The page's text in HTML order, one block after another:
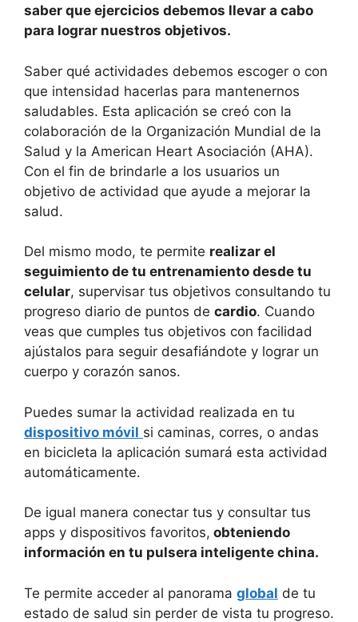
saber que ejercicios debemos llevar a cabo
para lograr nuestros objetivos.
Saber qué actividades debemos escoger o con
que intensidad hacerlas para mantenernos
saludables. Esta aplicación se creó con la
colaboración de la Organización Mundial de la
Salud y la American Heart Asociación (AHA).
Con el fin de brindarle a los usuarios un
objetivo de actividad que ayude a mejorar la
salud.
Del mismo modo, te permite realizar el
seguimiento de tu entrenamiento desde tu
celular, supervisar tus objetivos consultando tu
progreso diario de puntos de cardio. Cuando
veas que cumples tus objetivos con facilidad
ajústalos para seguir desafiándote y lograr un
cuerpo y corazón sanos.
Puedes sumar la actividad realizada en tu
dispositivo móvil si caminas, corres, o andas
en bicicleta la aplicación sumará esta actividad
automáticamente.
De igual manera conectar tus y consultar tus
apps y dispositivos favoritos, obteniendo
información en tu pulsera inteligente china.
Te permite acceder al panorama global de tu
estado de salud sin perder de vista tu progreso.